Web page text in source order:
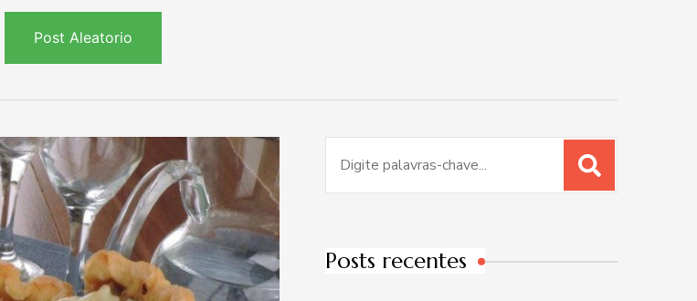
Post Aleatorio
por:
Posts recentes